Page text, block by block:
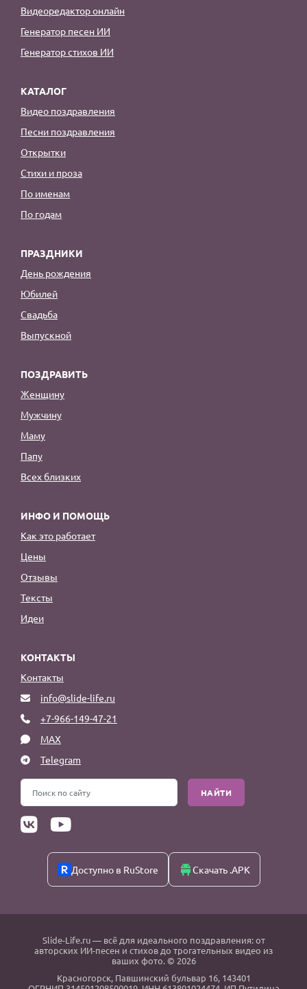
Видеоредактор онлайн
Генератор песен ИИ
Генератор стихов ИИ
КАТАЛОГ
Видео поздравления
Песни поздравления
Открытки
Стихи и проза
По именам
По годам
ПРАЗДНИКИ
День рождения
Юбилей
Свадьба
Выпускной
ПОЗДРАВИТЬ
Женщину
Мужчину
Маму
Папу
Всех близких
ИНФО И ПОМОЩЬ
Как это работает
Цены
Отзывы
Тексты
Идеи
КОНТАКТЫ
Контакты
info@slide-life.ru
+7-966-149-47-21
MAX
Telegram
НАЙТИ
Доступно в RuStore Скачать .APK
Slide-Life.ru— всё для идеального поздравления: от
авторских ИИ-песен и стихов до трогательных видео из
ваших фото. © 2026
Красногорск, Павшинский бульвар 16, 143401